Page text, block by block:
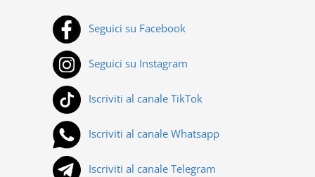
Seguici su Facebook
Seguici su Instagram
Iscriviti al canale TikTok
Iscriviti al canale Whatsapp
Iscriviti al canale Telegram